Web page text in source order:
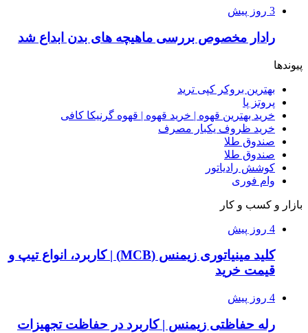
3 روز پیش
رادار مخصوص بررسی ماهیچه های بدن ابداع شد
پیوندها
بهترین بروکر کپی ترید
پروتز پا
خرید بهترین قهوه | خرید قهوه | قهوه گرنیکا کافی
خرید ظروف یکبار مصرف
صندوق طلا
صندوق طلا
کوشش رادیاتور
وام فوری
بازار و کسب و کار
4 روز پیش
کلید مینیاتوری زیمنس (MCB) | کاربرد، انواع تیپ و
قیمت خرید
4 روز پیش
رله حفاظتی زیمنس | کاربرد در حفاظت تجهیزات